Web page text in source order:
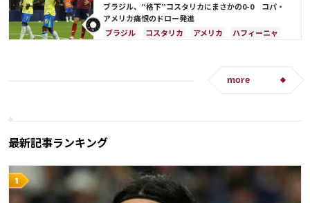
ブラジル、“格下”コスタリカにまさかの0-0 コパ・
アメリカ痛恨のドロー発進
ブラジル
コスタリカ アメリカ ハフィーニャ
more
最新記事ランキング